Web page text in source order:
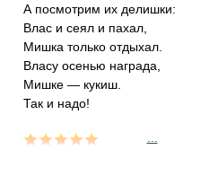
А посмотрим их делишки:
Влас и сеял и пахал,
Мишка только отдыхал.
Власу осенью награда,
Мишке — кукиш.
Так и надо!